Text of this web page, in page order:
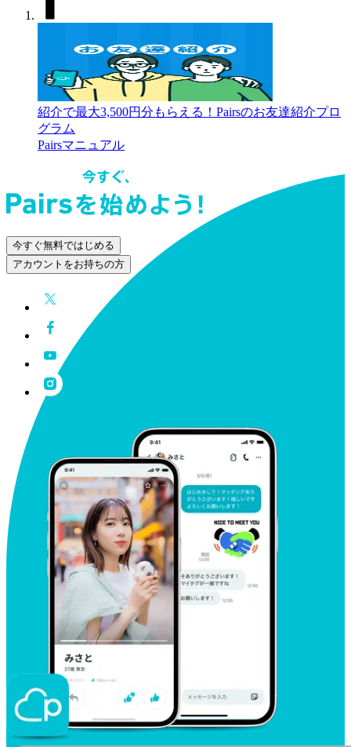
紹介で最大3,500円分もらえる！Pairsのお友達紹介プロ
グラム
Pairsマニュアル
今すぐ無料ではじめる
アカウントをお持ちの方